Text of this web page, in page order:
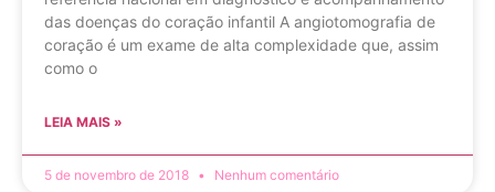
das doenças do coração infantil A angiotomografia de
coração é um exame de alta complexidade que, assim
como o
LEIA MAIS »
5 de novembro de 2018 Nenhum comentário